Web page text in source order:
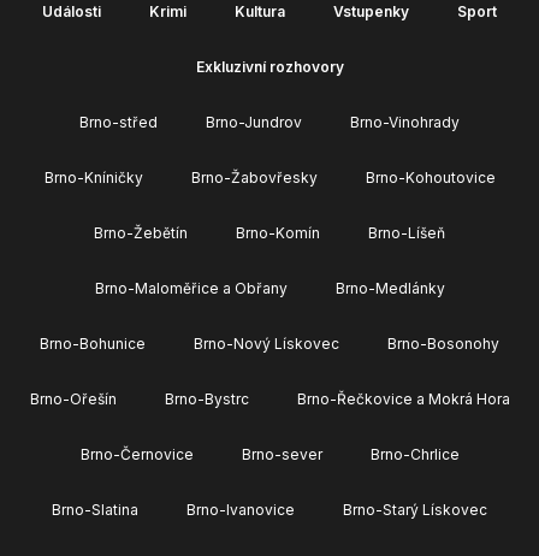
Události Krimi Kultura Vstupenky Sport
Exkluzivní rozhovory
Brno-střed Brno-Jundrov Brno-Vinohrady
Brno-Kníničky Brno-Žabovřesky Brno-Kohoutovice
Brno-Žebětín Brno-Komín Brno-Líšeň
Brno-Maloměřice a Obřany Brno-Medlánky
Brno-Bohunice Brno-Nový Lískovec Brno-Bosonohy
Brno-Ořešín Brno-Bystrc Brno-Řečkovice a Mokrá Hora
Brno-Černovice Brno-sever Brno-Chrlice
Brno-Slatina Brno-Ivanovice Brno-Starý Lískovec